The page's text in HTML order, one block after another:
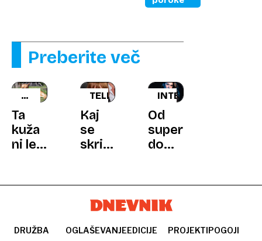
Preberite več
LEPOTEC
Ta
kuža
ni le
zahteva
pa
TELEVIZIJA
Kaj
se
skriva
INTERVJU
Od
supermodela
do
Manca
Dorrer
delu
DRUŽBA OGLAŠEVANJEEDICIJE PROJEKTIPOGOJI